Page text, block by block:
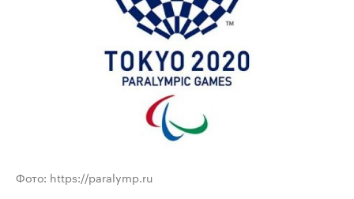
Фото: https://paralymp.ru